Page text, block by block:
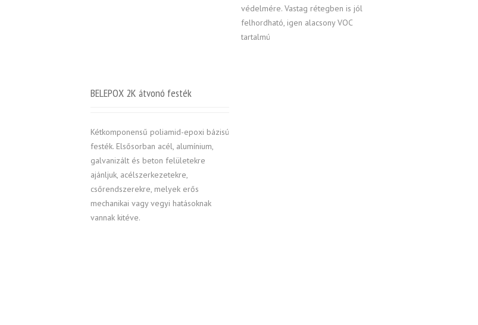
védelmére. Vastag rétegben is jól
felhordható, igen alacsony VOC
tartalmú
BELEPOX 2K átvonó festék
Kétkomponensű poliamid-epoxi bázisú
festék. Elsősorban acél, alumínium,
galvanizált és beton felületekre
ajánljuk, acélszerkezetekre,
csőrendszerekre, melyek erős
mechanikai vagy vegyi hatásoknak
vannak kitéve.